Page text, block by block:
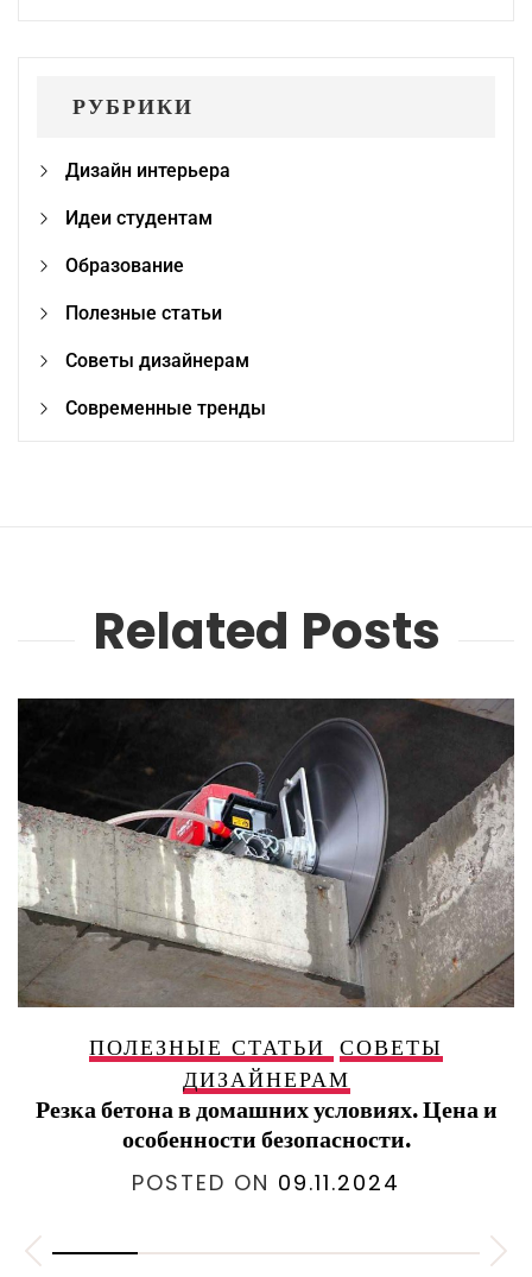
РУБРИКИ
Дизайн интерьера
Идеи студентам
Образование
Полезные статьи
Советы дизайнерам
Современные тренды
Related Posts
ПОЛЕЗНЫЕ СТАТЬИ СОВЕТЫ
ДИЗАЙНЕРАМ
Резка бетона в домашних условиях. Цена и
особенности безопасности.
POSTED ON 09.11.2024